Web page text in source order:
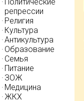
репрессии
Религия
Культура
Антикультура
Образование
Семья
Питание
ЗОЖ
Медицина
ЖКХ